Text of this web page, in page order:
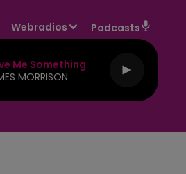
Webradios Podcasts
Me Something
MORRISON